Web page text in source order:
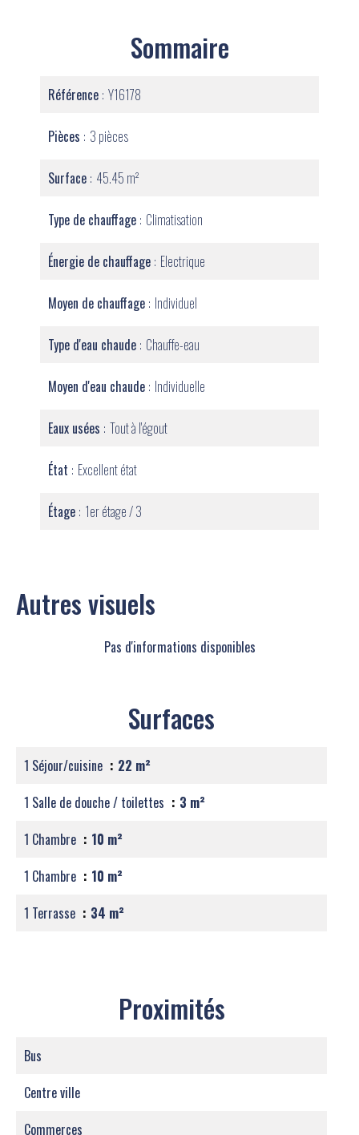
Sommaire
Référence Y16178
Pièces 3 pièces
Surface 45.45 m²
Type de chauffage Climatisation
Énergie de chauffage Electrique
Moyen de chauffage Individuel
Type d'eau chaude Chauffe-eau
Moyen d'eau chaude Individuelle
Eaux usées Tout à l'égout
État Excellent état
Étage 1er étage / 3
Autres visuels
Pas d'informations disponibles
Surfaces
1 Séjour/cuisine
22 m²
1 Salle de douche / toilettes
3 m²
1 Chambre
10 m²
1 Chambre
10 m²
1 Terrasse
34 m²
Proximités
Bus
Centre ville
Commerces